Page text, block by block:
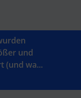
und
(und wa...